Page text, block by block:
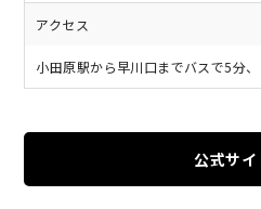
アクセス
小田原駅から早川口までバスで5分
公式サイ